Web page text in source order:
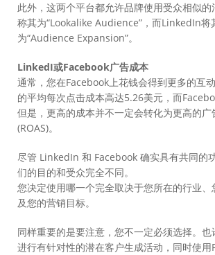
此外，这两个平台都允许品牌使用受众相似
称其为“Lookalike Audience”，而LinkedIn将
为“Audience Expansion”。
LinkedI或Facebook广告成本
通常，您在Facebook上花钱会得到更多的互
的平均每次点击成本高达5.26美元，而
但是，更高的成本并不一定会转化为更高的广
(ROAS)。
尽管 LinkedIn 和 Facebook 确实具有共同的
们的目的和受众完全不同。
您决定使用哪一个完全取决于您所在的行业、
及您的营销目标。
同样重要的是要注意，您不一定必须选择。
进行有针对性的潜在客户生成活动，同时使